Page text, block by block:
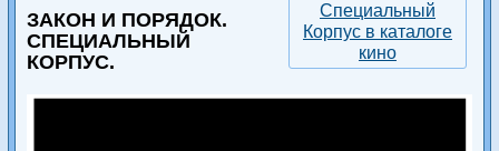
Специальный
Корпус в каталоге
кино
ЗАКОН И ПОРЯДОК.
СПЕЦИАЛЬНЫЙ
КОРПУС.